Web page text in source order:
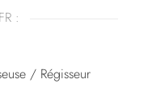
:
/ Régisseur